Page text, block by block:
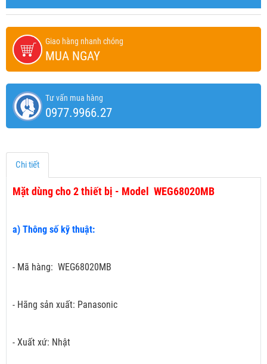
Giao hàng nhanh chóng
MUA NGAY
Tư vấn mua hàng
0977.9966.27
Chi tiết
Mặt dùng cho 2 thiết bị - Model WEG68020MB
a) Thông số kỹ thuật:
- Mã hàng: WEG68020MB
- Hãng sản xuất: Panasonic
- Xuất xứ: Nhật